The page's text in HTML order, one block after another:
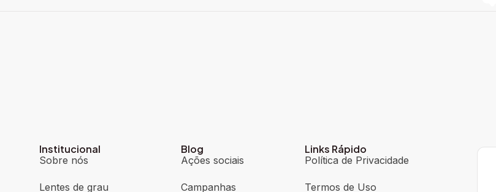
Institucional
Sobre nós
Lentes de grau
Blog
Ações sociais
Campanhas
Links Rápido
Política de Privacidade
Termos de Uso